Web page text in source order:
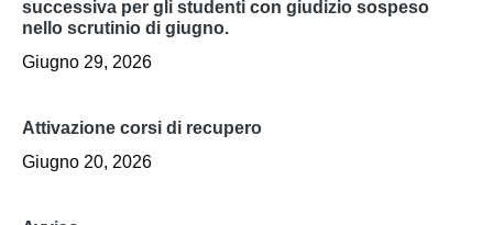
successiva per gli studenti con giudizio sospeso
nello scrutinio di giugno.
Giugno 29, 2026
attivazione corsi di recupero
Giugno 20, 2026